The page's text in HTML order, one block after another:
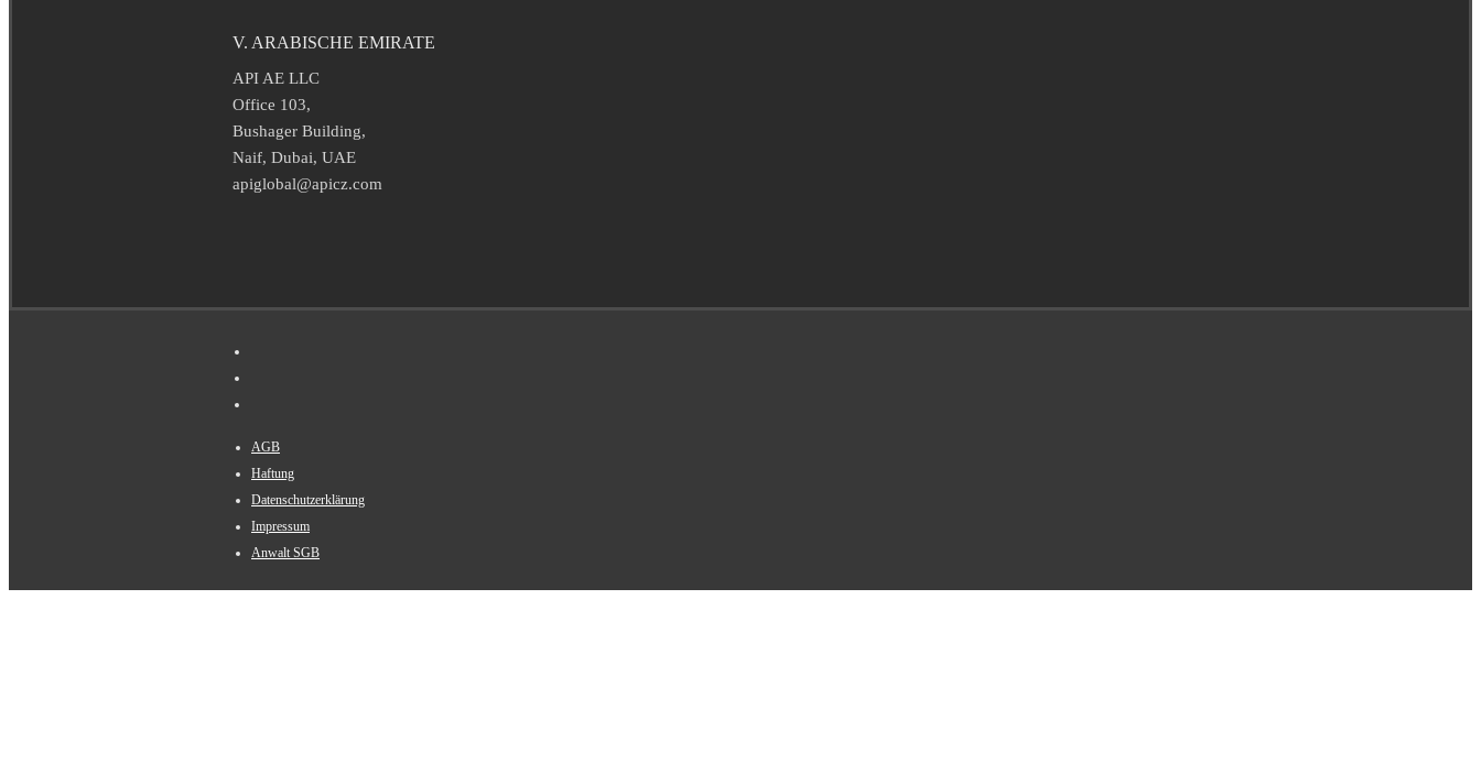
V. ARABISCHE EMIRATE
API AE LLC
Office 103,
Bushager Building,
Naif, Dubai, UAE
apiglobal@apicz.com
AGB
Haftung
Datenschutzerklärung
Impressum
Anwalt SGB